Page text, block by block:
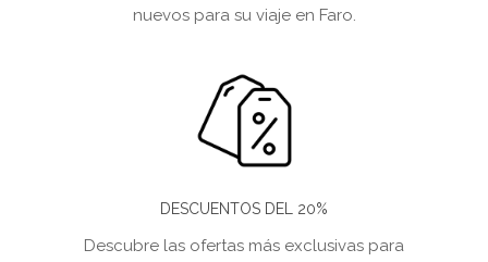
nuevos para su viaje en Faro.
DESCUENTOS DEL 20%
Descubre las ofertas más exclusivas para